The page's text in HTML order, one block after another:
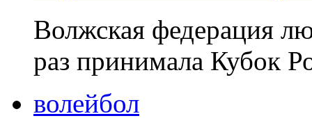
Волжская федерация
раз принимала Кубок
волейбол